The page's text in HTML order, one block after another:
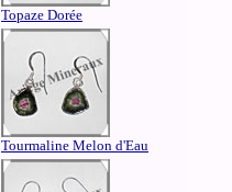
Topaze Dorée
Tourmaline Melon d'Eau